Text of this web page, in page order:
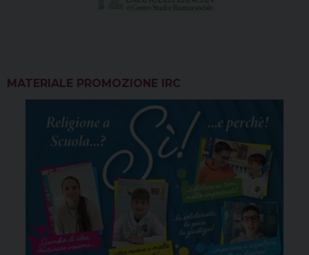
MATERIALE PROMOZIONE IRC